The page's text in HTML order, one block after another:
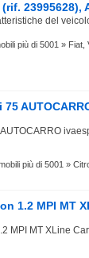
23995628),
del
più di 5001 » Fiat,
75
più di 5001 »
1.2 MPI MT
MPI MT XLine